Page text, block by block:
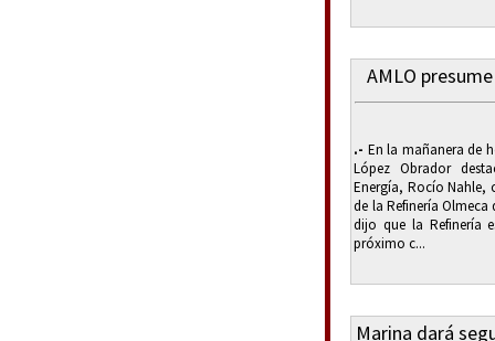
AMLO
.- En la mañanera de
López Obrador
Energía, Rocío Nahle,
de la Refinería Olmeca
dijo que la Refinería
próximo c...
Marina dará